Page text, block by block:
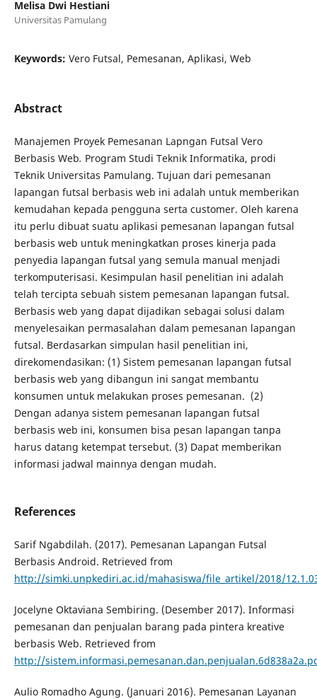
Melisa Dwi Hestiani
Universitas Pamulang
Keywords: Vero Futsal, Pemesanan, Aplikasi, Web
Abstract
Manajemen Proyek Pemesanan Lapngan Futsal Vero
Berbasis Web. Program Studi Teknik Informatika, prodi
Teknik Universitas Pamulang. Tujuan dari pemesanan
lapangan futsal berbasis web ini adalah untuk memberikan
kemudahan kepada pengguna serta customer. Oleh karena
itu perlu dibuat suatu aplikasi pemesanan lapangan futsal
berbasis web untuk meningkatkan proses kinerja pada
penyedia lapangan futsal yang semula manual menjadi
terkomputerisasi. Kesimpulan hasil penelitian ini adalah
telah tercipta sebuah sistem pemesanan lapangan futsal.
Berbasis web yang dapat dijadikan sebagai solusi dalam
menyelesaikan permasalahan dalam pemesanan lapangan
futsal. Berdasarkan simpulan hasil penelitian ini,
direkomendasikan: (1) Sistem pemesanan lapangan futsal
berbasis web yang dibangun ini sangat membantu
konsumen untuk melakukan proses pemesanan. (2)
Dengan adanya sistem pemesanan lapangan futsal
berbasis web ini, konsumen bisa pesan lapangan tanpa
harus datang ketempat tersebut. (3) Dapat memberikan
informasi jadwal mainnya dengan mudah.
References
Sarif Ngabdilah. (2017). Pemesanan Lapangan Futsal
Berbasis Android. Retrieved from
http://simki.unpkediri.ac.id/mahasiswa/file_artikel/2018/
Jocelyne Oktaviana Sembiring. (Desember 2017). Informasi
pemesanan dan penjualan barang pada pintera kreative
berbasis Web. Retrieved from
http://
Aulio Romadho Agung. (Januari 2016). Pemesanan Layanan